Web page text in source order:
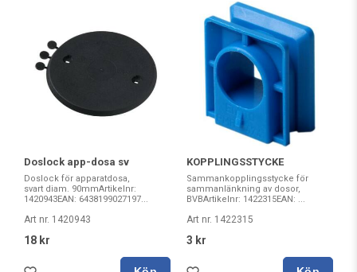
Doslock app-dosa sv
Doslock för apparatdosa,
svart diam. 90mmArtikelnr:
1420943EAN: 6438199027197...
Art nr. 1420943
18 kr
KOPPLINGSSTYCKE
Sammankopplingsstycke för
sammanlänkning av dosor,
BVBArtikelnr: 1422315EAN: ...
Art nr. 1422315
3 kr